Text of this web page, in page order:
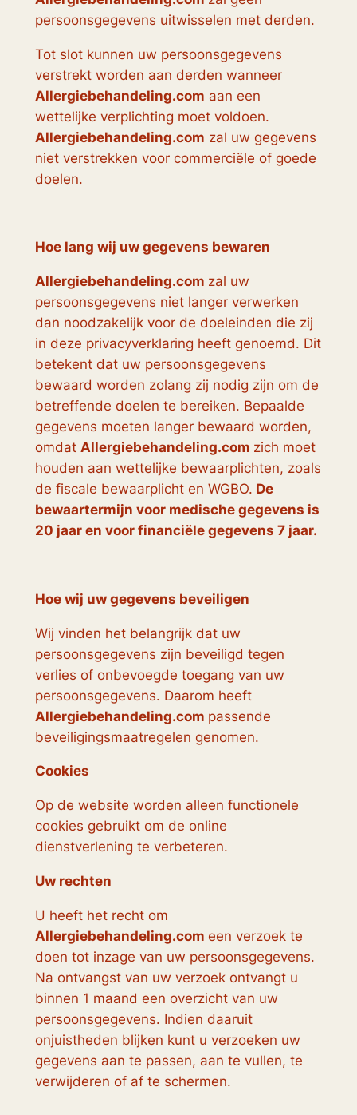
persoonsgegevens uitwisselen met derden.
Tot slot kunnen uw persoonsgegevens
verstrekt worden aan derden wanneer
Allergiebehandeling.com aan een
wettelijke verplichting moet voldoen.
Allergiebehandeling.com zal uw gegevens
niet verstrekken voor commerciële of goede
doelen.
Hoe lang wij uw gegevens bewaren
Allergiebehandeling.com zal uw
persoonsgegevens niet langer verwerken
dan noodzakelijk voor de doeleinden die zij
in deze privacyverklaring heeft genoemd. Dit
betekent dat uw persoonsgegevens
bewaard worden zolang zij nodig zijn om de
betreffende doelen te bereiken. Bepaalde
gegevens moeten langer bewaard worden,
omdat Allergiebehandeling.com zich moet
houden aan wettelijke bewaarplichten, zoals
de fiscale bewaarplicht en WGBO. De
bewaartermijn voor medische gegevens is
20 jaar en voor financiële gegevens 7 jaar.
Hoe wij uw gegevens beveiligen
Wij vinden het belangrijk dat uw
persoonsgegevens zijn beveiligd tegen
verlies of onbevoegde toegang van uw
persoonsgegevens. Daarom heeft
Allergiebehandeling.com passende
beveiligingsmaatregelen genomen.
Cookies
Op de website worden alleen functionele
cookies gebruikt om de online
dienstverlening te verbeteren.
Uw rechten
U heeft het recht om
Allergiebehandeling.com een verzoek te
doen tot inzage van uw persoonsgegevens.
Na ontvangst van uw verzoek ontvangt u
binnen 1 maand een overzicht van uw
persoonsgegevens. Indien daaruit
onjuistheden blijken kunt u verzoeken uw
gegevens aan te passen, aan te vullen, te
verwijderen of af te schermen.